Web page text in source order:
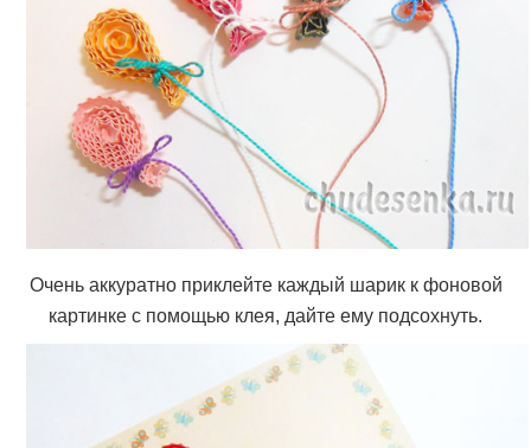
Очень аккуратно приклейте каждый шарик к фоновой
картинке с помощью клея, дайте ему подсохнуть.